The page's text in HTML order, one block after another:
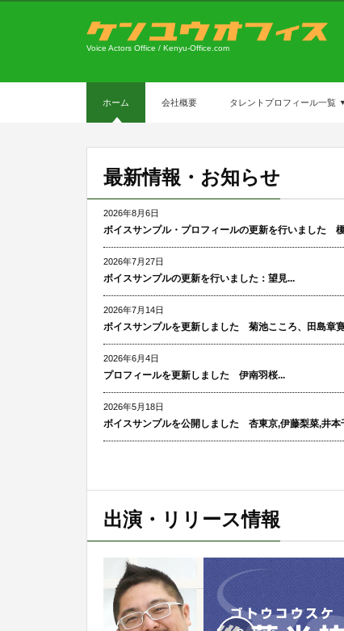
Voice Actors Office / Kenyu-Office.com
ホーム 会社概要 タレントプロフィール一覧
最新情報・お知らせ
2026年8月6日
ボイスサンプル・プロフィールの更新を行いました
2026年7月27日
ボイスサンプルの更新を行いました：望見...
2026年7月14日
ボイスサンプルを更新しました 菊池こころ、田島章
2026年6月4日
プロフィールを更新しました 伊南羽桜...
2026年5月18日
ボイスサンプルを公開しました 杏東京,伊藤梨菜,井本
出演・リリース情報